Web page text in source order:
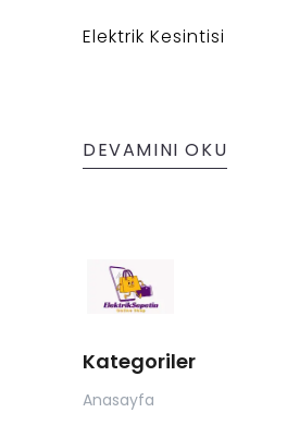
Elektrik Kesintisi
DEVAMINI OKU
Kategoriler
Anasayfa